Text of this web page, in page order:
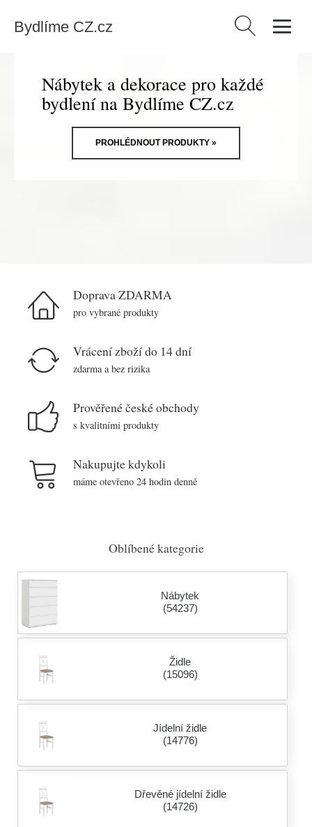
Bydlíme CZ.cz Vyhledávání
Nábytek a dekorace pro každé
bydlení na Bydlíme CZ.cz
PROHLÉDNOUT PRODUKTY »
Doprava ZDARMA
pro vybrané produkty
Vrácení zboží do 14 dní
zdarma a bez rizika
Prověřené české obchody
s kvalitními produkty
Nakupujte kdykoli
máme otevřeno 24 hodin denně
Oblíbené kategorie
Nábytek
(54237)
Židle
(15096)
Jídelní židle
(14776)
Dřevěné jídelní židle
(14726)